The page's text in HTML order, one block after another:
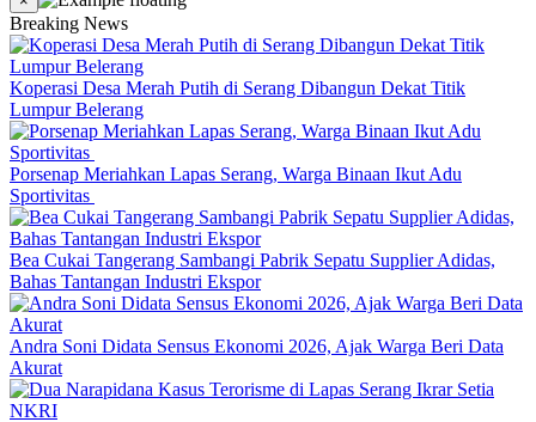
Breaking News
Koperasi Desa Merah Putih di Serang Dibangun Dekat Titik
Lumpur Belerang
Porsenap Meriahkan Lapas Serang, Warga Binaan Ikut Adu
Sportivitas
Bea Cukai Tangerang Sambangi Pabrik Sepatu Supplier Adidas,
Bahas Tantangan Industri Ekspor
Andra Soni Didata Sensus Ekonomi 2026, Ajak Warga Beri Data
Akurat